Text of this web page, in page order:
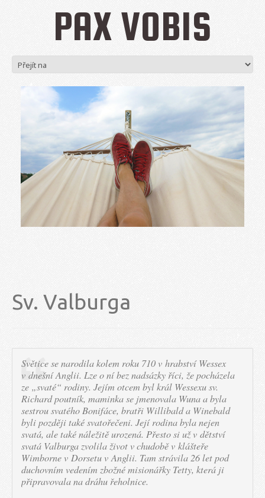
PAX VOBIS
Sv. Valburga
Světice se narodila kolem roku 710 v hrabství Wessex
v dnešní Anglii. Lze o ní bez nadsázky říci, že pocházela
ze „svaté“ rodiny. Jejím otcem byl král Wessexu sv.
Richard poutník, maminka se jmenovala Wuna a byla
sestrou svatého Bonifáce, bratři Willibald a Winebald
byli později také svatořečeni. Její rodina byla nejen
svatá, ale také náležitě urozená. Přesto si už v dětství
svatá Valburga zvolila život v chudobě v klášteře
Wimborne v Dorsetu v Anglii. Tam strávila 26 let pod
duchovním vedením zbožné misionářky Tetty, která ji
připravovala na dráhu řeholnice.